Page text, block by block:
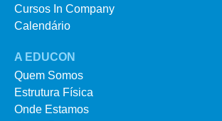
Cursos In Company
Calendário
A EDUCON
Quem Somos
Estrutura Física
Onde Estamos